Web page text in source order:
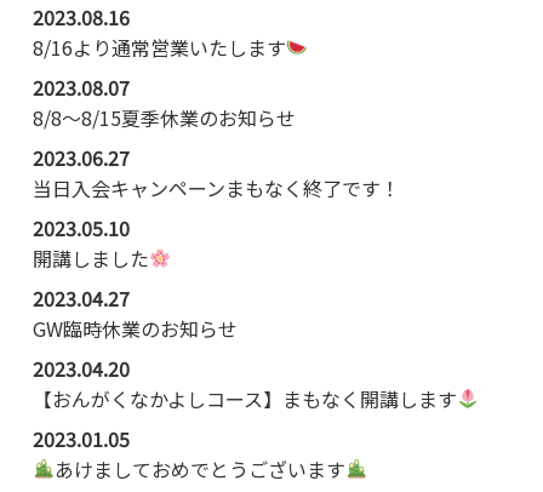
2023.08.16
8/16より通常営業いたします
2023.08.07
8/8～8/15夏季休業のお知らせ
2023.06.27
当日入会キャンペーンまもなく終了です！
2023.05.10
開講しました
2023.04.27
GW臨時休業のお知らせ
2023.04.20
【おんがくなかよしコース】まもなく開講します
2023.01.05
あけましておめでとうございます